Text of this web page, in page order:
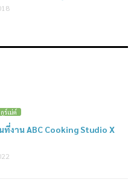
กูร์เม่ต์
งาน ABC Cooking Studio X